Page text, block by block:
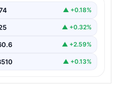
▲ +0.18%
▲ +0.32%
▲ +2.59%
▲ +0.13%